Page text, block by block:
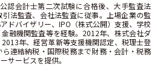
認会計士第二次試験に合格後、大手監査法
法監査、会社法監査に従事。上場企業の監
ドバイザリー、IPO（株式公開）支援、学校
融機関監査等を経験。2012年、株式会社ダ
年、経営革新等支援機関認定、税理士登
連結納税・国際税務まで財務・会計・税務
サービスを提供。